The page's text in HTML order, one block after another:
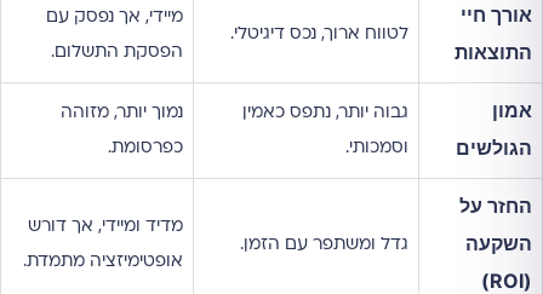
אורך חיי
התוצאות
לטווח ארוך, נכס דיגיטלי.
מיידי, אך נפסק עם
הפסקת התשלום.
אמון
הגולשים
גבוה יותר, נתפס כאמין
וסמכותי.
נמוך יותר, מזוהה
כפרסומת.
החזר על
השקעה
(ROI)
גדל ומשתפר עם הזמן.
מדיד ומיידי, אך דורש
אופטימיזציה מתמדת.